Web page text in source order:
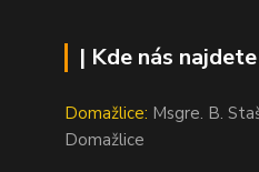
| Kde nás najdete
Domažlice: Msgre. B.
Domažlice